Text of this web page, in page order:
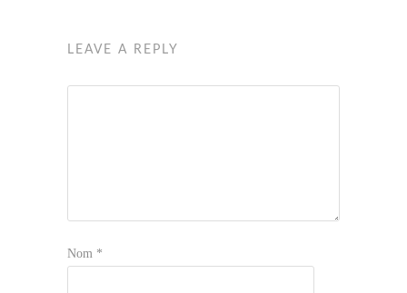
LEAVE A REPLY
Nom *